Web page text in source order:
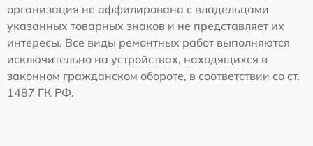
организация не аффилирована с владельцами
указанных товарных знаков и не представляет их
интересы. Все виды ремонтных работ выполняются
исключительно на устройствах, находящихся в
законном гражданском обороте, в соответствии со ст.
1487 ГК РФ.